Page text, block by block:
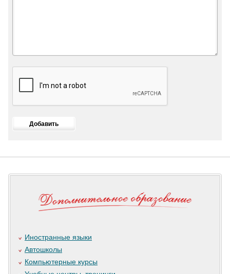
Иностранные языки
Автошколы
Компьютерные курсы